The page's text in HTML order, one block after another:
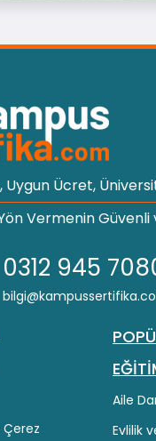
Uygun Ücret,
Vermenin Güvenli
0312 945
Çerez
Aile
Evlilik